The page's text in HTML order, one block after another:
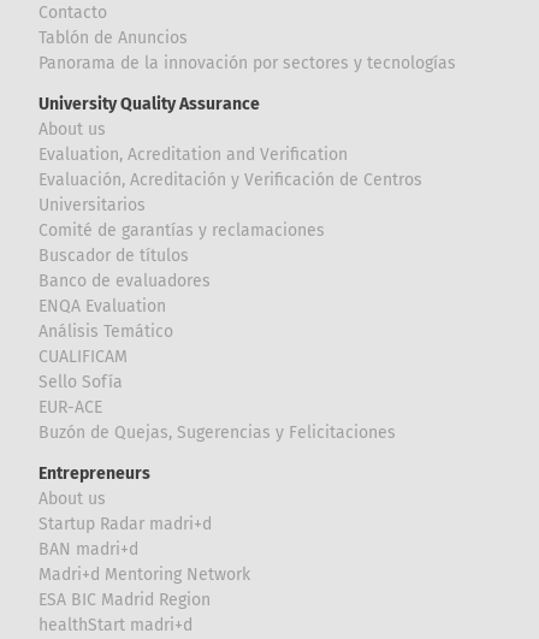
Contacto
Tablón de Anuncios
Panorama de la innovación por sectores y tecnologías
University Quality Assurance
About us
Evaluation, Acreditation and Verification
Evaluación, Acreditación y Verificación de Centros
Universitarios
Comité de garantías y reclamaciones
Buscador de títulos
Banco de evaluadores
ENQA Evaluation
Análisis Temático
CUALIFICAM
Sello Sofía
EUR-ACE
Buzón de Quejas, Sugerencias y Felicitaciones
Entrepreneurs
About us
Startup Radar madri+d
BAN madri+d
Madri+d Mentoring Network
ESA BIC Madrid Region
healthStart madri+d